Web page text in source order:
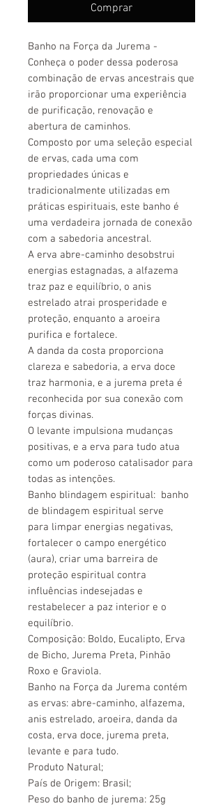
Comprar
Banho na Força da Jurema -
Conheça o poder dessa poderosa
combinação de ervas ancestrais que
irão proporcionar uma experiência
de purificação, renovação e
abertura de caminhos.
Composto por uma seleção especial
de ervas, cada uma com
propriedades únicas e
tradicionalmente utilizadas em
práticas espirituais, este banho é
uma verdadeira jornada de conexão
com a sabedoria ancestral.
A erva abre-caminho desobstrui
energias estagnadas, a alfazema
traz paz e equilíbrio, o anis
estrelado atrai prosperidade e
proteção, enquanto a aroeira
purifica e fortalece.
A danda da costa proporciona
clareza e sabedoria, a erva doce
traz harmonia, e a jurema preta é
reconhecida por sua conexão com
forças divinas.
O levante impulsiona mudanças
positivas, e a erva para tudo atua
como um poderoso catalisador para
todas as intenções.
Banho blindagem espiritual: banho
de blindagem espiritual serve
para limpar energias negativas,
fortalecer o campo energético
(aura), criar uma barreira de
proteção espiritual contra
influências indesejadas e
restabelecer a paz interior e o
equilíbrio.
Composição: Boldo, Eucalipto, Erva
de Bicho, Jurema Preta, Pinhão
Roxo e Graviola.
Banho na Força da Jurema contém
as ervas: abre-caminho, alfazema,
anis estrelado, aroeira, danda da
costa, erva doce, jurema preta,
levante e para tudo.
Produto Natural;
País de Origem: Brasil;
Peso do banho de jurema: 25g